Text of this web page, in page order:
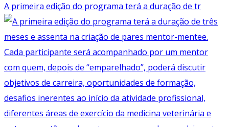
A primeira edição do programa terá a duração de tr